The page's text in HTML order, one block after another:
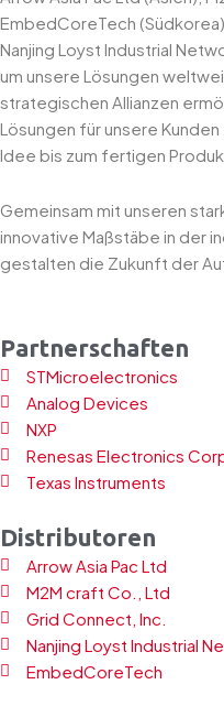
EmbedCoreTech
Nanjing Loyst Industrial
um unsere Lösungen
strategischen Allianzen
Lösungen für unsere
Idee bis zum fertigen
Gemeinsam mit unseren
innovative Maßstäbe in der
gestalten die Zukunft der
Partnerschaften
STMicroelectronics
Analog Devices
NXP
Renesas Electronics
Texas Instruments
Distributoren
Arrow Asia Pac Ltd
M2M craft Co., Ltd
Grid Connect, Inc.
Nanjing Loyst Industrial
EmbedCoreTech